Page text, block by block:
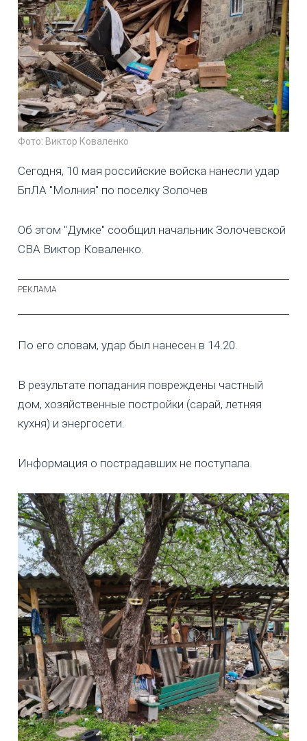
Фото: Виктор Коваленко
Сегодня, 10 мая российские войска нанесли удар
БпЛА "Молния" по поселку Золочев
Об этом "Думке" сообщил начальник Золочевской
СВА Виктор Коваленко.
По его словам, удар был нанесен в 14.20.
В результате попадания повреждены частный
дом, хозяйственные постройки (сарай, летняя
кухня) и энергосети.
Информация о пострадавших не поступала.